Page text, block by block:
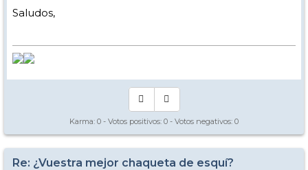
Saludos,
Karma: 0 - Votos positivos: 0 - Votos negativos: 0
Re: ¿Vuestra mejor chaqueta de esquí?